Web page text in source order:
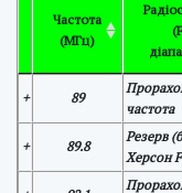
Частота
(МГц)
+ 89
частота
+ 89.8
Резерв
Херсон